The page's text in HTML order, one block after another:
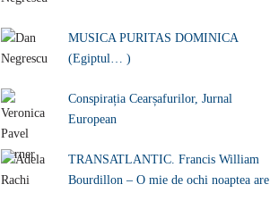
MUSICA PURITAS DOMINICA
(Egiptul… )
Conspirația Cearșafurilor, Jurnal
European
TRANSATLANTIC. Francis William
Bourdillon – O mie de ochi noaptea are